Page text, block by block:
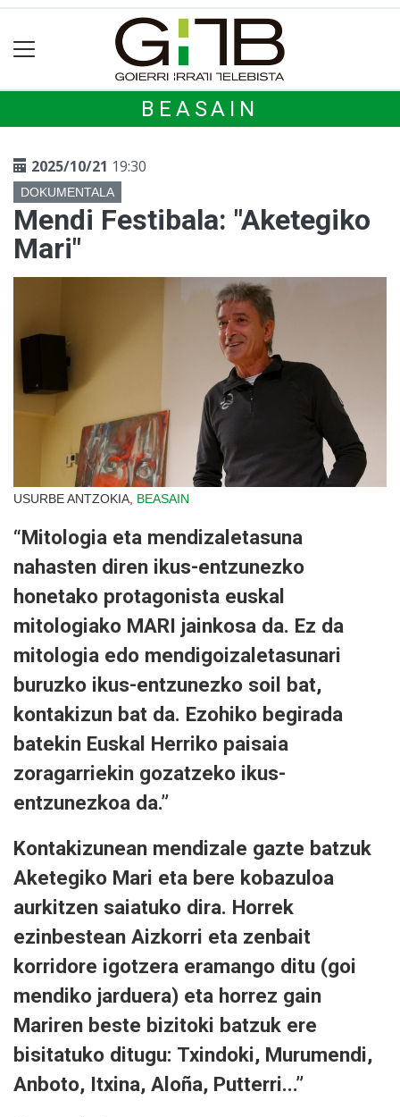
BEASAIN
2025/10/21 19:30
DOKUMENTALA
Mendi Festibala: "Aketegiko
Mari"
USURBE ANTZOKIA, BEASAIN
“Mitologia eta mendizaletasuna
nahasten diren ikus-entzunezko
honetako protagonista euskal
mitologiako MARI jainkosa da. Ez da
mitologia edo mendigoizaletasunari
buruzko ikus-entzunezko soil bat,
kontakizun bat da. Ezohiko begirada
batekin Euskal Herriko paisaia
zoragarriekin gozatzeko ikus-
entzunezkoa da.”
Kontakizunean mendizale gazte batzuk
Aketegiko Mari eta bere kobazuloa
aurkitzen saiatuko dira. Horrek
ezinbestean Aizkorri eta zenbait
korridore igotzera eramango ditu (goi
mendiko jarduera) eta horrez gain
Mariren beste bizitoki batzuk ere
bisitatuko ditugu: Txindoki, Murumendi,
Anboto, Itxina, Aloña, Putterri...”